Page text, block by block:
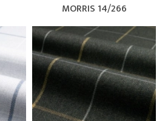
MORRIS 14/266